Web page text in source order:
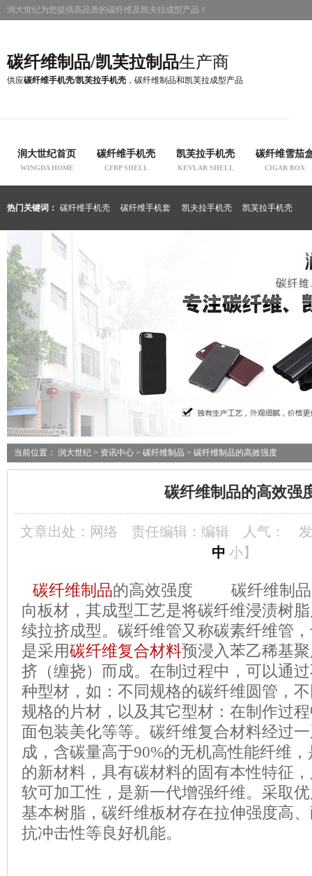
润大世纪为您提供高品质的碳纤维及凯夫拉成型产品！
碳纤维制品/凯芙拉制品生产商
供应碳纤维手机壳/凯芙拉手机壳 ，碳纤维制品和凯芙拉成型产品
润大世纪首页
WINGDA HOME
碳纤维手机壳
CFRP SHELL
凯芙拉手机壳
KEVLAR SHELL
碳纤维雪茄
CIGAR BOX
热门关键词： 碳纤维手机壳 碳纤维手机套 凯夫拉手机壳 凯芙拉手机壳
当前位置： 润大世纪 > 资讯中心 > 碳纤维制品 > 碳纤维制品的高效强度
碳纤维制品的高效强
文章出处：网络 责任编辑：编辑 人气：
中 小】
碳纤维制品的高效强度 碳纤维制品
向板材，其成型工艺是将碳纤维浸渍树
续拉挤成型。碳纤维管又称碳素纤维管
是采用碳纤维复合材料预浸入苯乙稀基
挤（缠挠）而成。在制过程中，可以通
种型材，如：不同规格的碳纤维圆管，
规格的片材，以及其它型材：在制作过
面包装美化等等。碳纤维复合材料经过
成，含碳量高于90%的无机高性能纤维
的新材料，具有碳材料的固有本性特征
软可加工性，是新一代增强纤维。采取
基本树脂，碳纤维板材存在拉伸强度高
抗冲击性等良好机能。